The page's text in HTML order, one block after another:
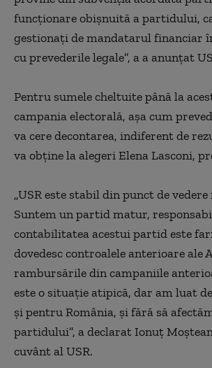
funcţionare obişnuită a partidului,
gestionaţi de mandatarul financiar
cu prevederile legale”, a a anunţat
Pentru sumele cheltuite până la
campania electorală, aşa cum
va cere decontarea, indiferent de
va obţine la alegeri Elena Lasconi,
„USR este stabil din punct de
Suntem un partid matur,
contabilitatea acestui partid este
dovedesc controalele anterioare ale
rambursările din campaniile
este o situaţie atipică, dar am luat
şi pentru România, şi fără să
partidului”, a declarat Ionuţ
cuvânt al USR.